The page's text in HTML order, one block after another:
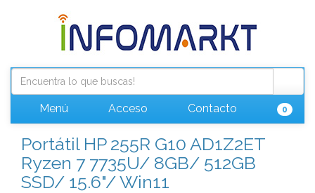
Menú Acceso Contacto 0
Portátil HP 255R G10 AD1Z2ET
Ryzen 7 7735U/ 8GB/ 512GB
SSD/ 15.6"/ Win11